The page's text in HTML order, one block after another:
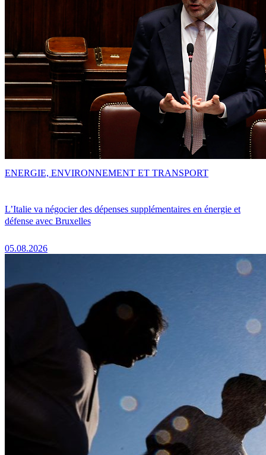
L’Italie va négocier des dépenses supplémentaires en énergie et
défense avec Bruxelles
05.08.2026
ENERGIE, ENVIRONNEMENT ET TRANSPORT